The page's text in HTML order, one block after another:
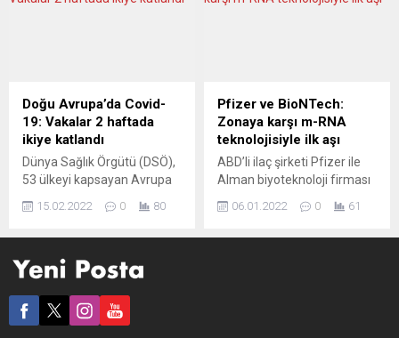
ordusu. Ancak bu artan
Friedrich Merz (CDU),
Federal Meclis’te yaptığı ilk
hükümet açıklamasında
yeni dönemin önceliğini net
biçimde ortaya koydu:
Daha...
Lloret de Mar kasabası:
ailesinin bir...
Doğu Avrupa’da Covid-
19: Vakalar 2 haftada
ikiye katlandı
Dünya Sağlık Örgütü (DSÖ),
53 ülkeyi kapsayan Avrupa
ülkelerin çoğunda Covid-19
duyurdu. DSÖ Avrupa
örgütün Avrupa Bölgesi’nde
salgının son durumunu
15.02.2022 0 80
Pfizer ve BioNTech:
Zonaya karşı m-RNA
teknolojisiyle ilk aşı
ABD’li ilaç şirketi Pfizer ile
Alman biyoteknoloji firması
karşı m-RNA temelli ilk
06.01.2022 0 61